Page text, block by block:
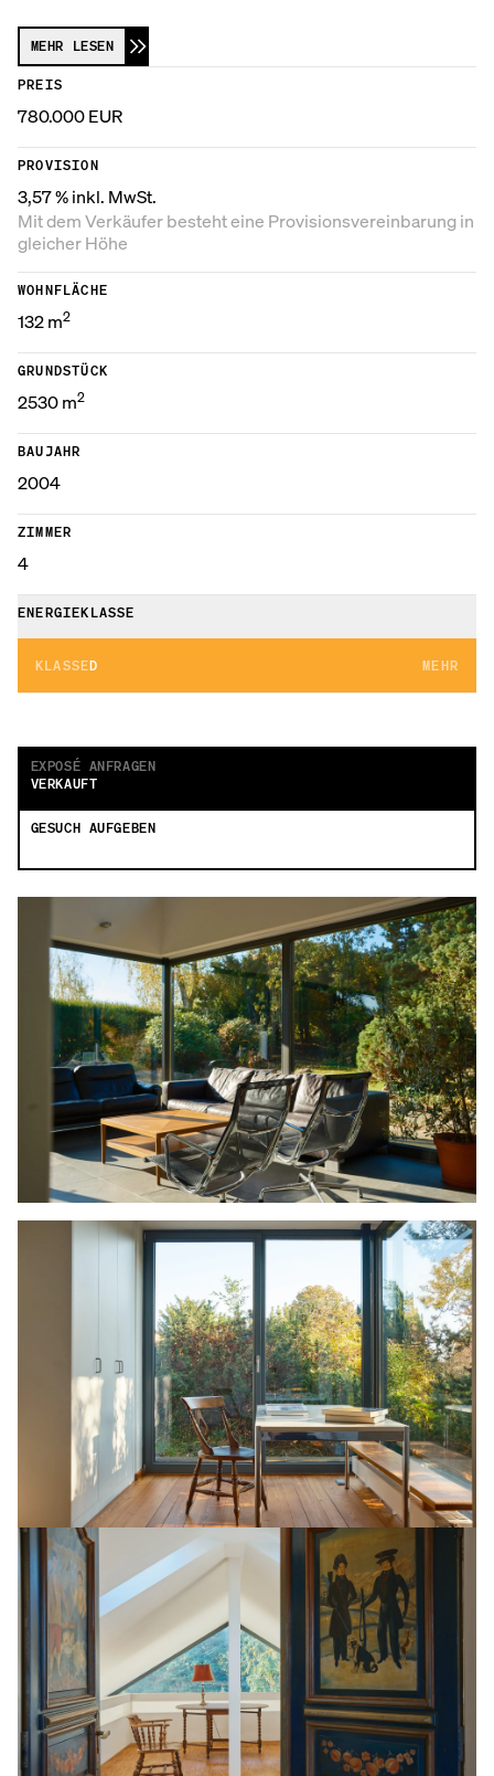
MEHR LESEN
PREIS
780.000 EUR
PROVISION
3,57 % inkl. MwSt.
Mit dem Verkäufer besteht eine Provisions­vereinbarung in
gleicher Höhe
WOHNFLÄCHE
132m2
GRUNDSTÜCK
2530m2
BAUJAHR
2004
ZIMMER
4
ENERGIEKLASSE
KLASSED MEHR
EXPOSÉ ANFRAGEN
VERKAUFT
GESUCH AUFGEBEN